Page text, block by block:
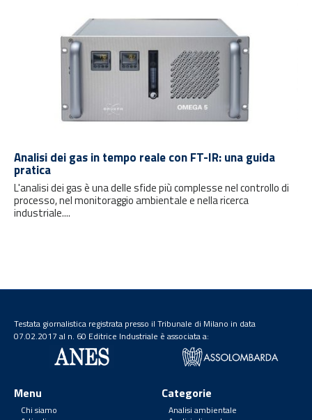
Analisi dei gas in tempo reale con FT-IR: una guida
pratica
L'analisi dei gas è una delle sfide più complesse nel controllo di
processo, nel monitoraggio ambientale e nella ricerca
industriale....
Testata giornalistica registrata presso il Tribunale di Milano in data
07.02.2017 al n. 60 Editrice Industriale è associata a:
Menu
Chi siamo
Categorie
Analisi ambientale